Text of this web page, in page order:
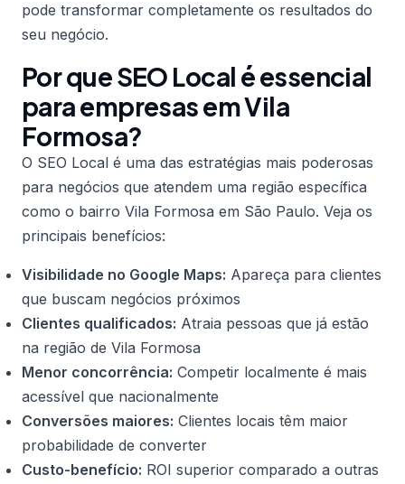
pode transformar completamente os resultados do
seu negócio.
Por que SEO Local é essencial
para empresas em Vila
Formosa?
O SEO Local é uma das estratégias mais poderosas
para negócios que atendem uma região específica
como o bairro Vila Formosa em São Paulo. Veja os
principais benefícios:
Visibilidade no Google Maps: Apareça para clientes
que buscam negócios próximos
Clientes qualificados: Atraia pessoas que já estão
na região de Vila Formosa
Menor concorrência: Competir localmente é mais
acessível que nacionalmente
Conversões maiores: Clientes locais têm maior
probabilidade de converter
Custo-benefício: ROI superior comparado a outras